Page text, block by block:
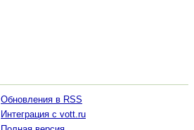
Обновления в RSS
Интеграция с vott.ru